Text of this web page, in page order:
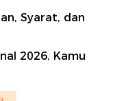
Syarat, dan
2026, Kamu